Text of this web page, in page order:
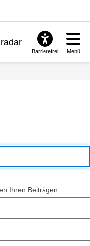
Barrierefrei Menü
Ihren Beiträgen.